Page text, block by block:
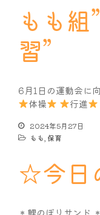
もも
習”
6月1日の運動会に
体操
行進
2024年5月27日
もも 保育
☆今日
＊鯉のぼりサンド